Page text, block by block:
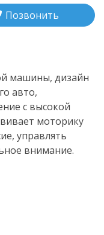
Позвонить
машины, дизайн
авто,
с высокой
моторику
управлять
внимание.